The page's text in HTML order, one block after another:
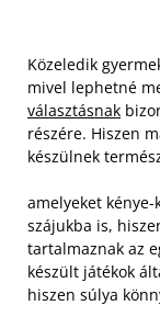
Közeledik
mivel lephetné
választásnak
részére. Hiszen
készülnek
amelyeket
szájukba is,
tartalmaznak az
készült játékok
hiszen súlya